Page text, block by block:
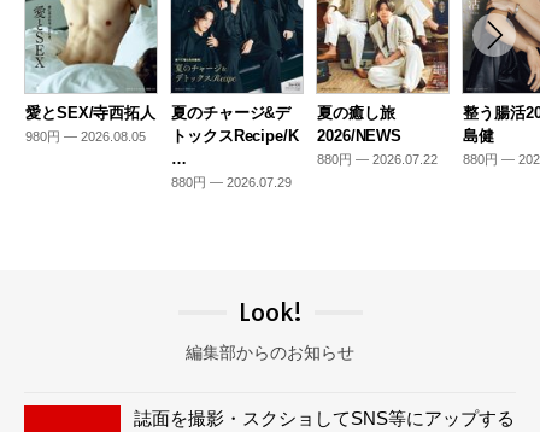
愛とSEX/寺西拓人
980円 — 2026.08.05
夏のチャージ&デ
トックスRecipe/K
…
880円 — 2026.07.29
夏の癒し旅
2026/NEWS
880円 — 2026.07.22
整う腸活
島健
880円 —
Look!
編集部からのお知らせ
誌面を撮影・スクショしてSNS等にアップする